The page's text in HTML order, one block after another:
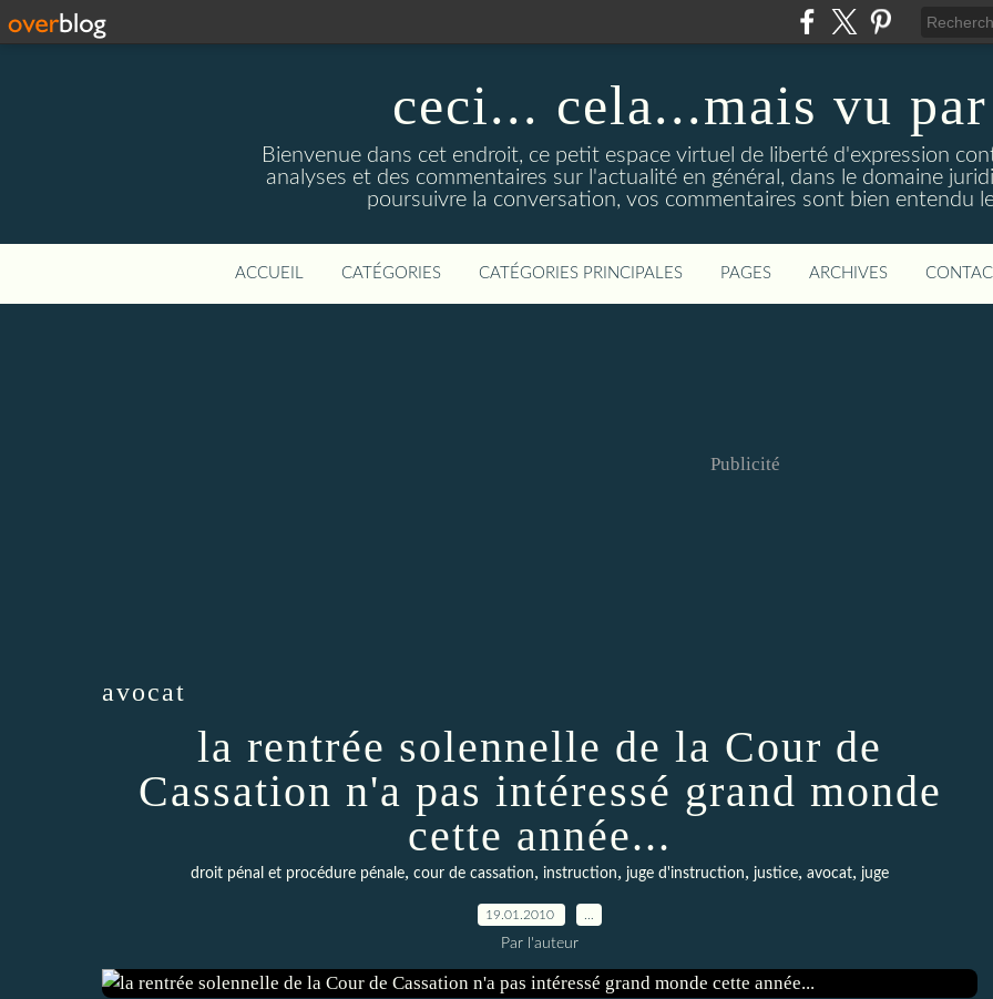
ceci... cela...mais vu
Bienvenue dans cet endroit, ce petit espace virtuel de liberté d'expression
analyses et des commentaires sur l'actualité en général, dans le domaine
poursuivre la conversation, vos commentaires sont bien entendu
ACCUEIL CATÉGORIES CATÉGORIES PRINCIPALES PAGES ARCHIVES
Publicité
avocat
la rentrée solennelle de la Cour de
Cassation n'a pas intéressé grand monde
cette année...
droit pénal et procédure pénale, cour de cassation, instruction, juge d'instruction, justice, avocat, juge
19.01.2010
Par l'auteur